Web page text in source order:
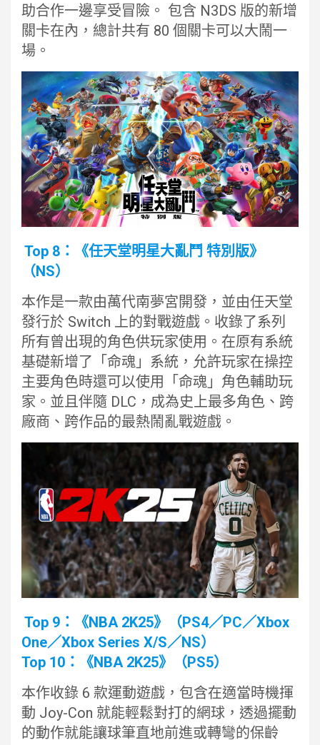
助合作一邊享受冒險。 包含 N3DS 版的新增
關卡在內，總計共有 80 個關卡可以大鬧一
場。
Top 8：《任天堂明星大亂鬥 特別版》
（NS）
本作是一款由萬代南夢宮開發，並由任天堂
發行於 Switch 上的對戰遊戲。收錄了系列
所有曾出現的角色供玩家使用。在原有系統
基礎新增了「命魂」系統，允許玩家在操控
主要角色時還可以使用「命魂」角色輔助玩
家。並且伴隨 DLC，成為史上最多角色、跨
廠商、跨作品的最熱鬧亂戰遊戲。
Top 9：《NBA 2K25》（PS4／PC／Xbox
One／Xbox Series X/S／NS）
Top 10：《NBA 2K25》（PS5）
本作收錄 6 款運動遊戲，包含在適當時機揮
動 Joy-Con 就能輕鬆對打的網球，透過擺動
的動作就能讓球筆直地前進或轉彎的保齡